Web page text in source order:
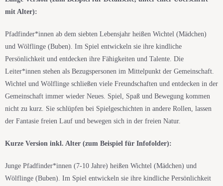
mit Alter):
Pfadfinder*innen ab dem siebten Lebensjahr heißen Wichtel (Mädchen)
und Wölflinge (Buben). Im Spiel entwickeln sie ihre kindliche
Persönlichkeit und entdecken ihre Fähigkeiten und Talente. Die
Leiter*innen stehen als Bezugspersonen im Mittelpunkt der Gemeinschaft.
Wichtel und Wölflinge schließen viele Freundschaften und entdecken in der
Gemeinschaft immer wieder Neues. Spiel, Spaß und Bewegung kommen
nicht zu kurz. Sie schlüpfen bei Spielgeschichten in andere Rollen, lassen
der Fantasie freien Lauf und bewegen sich in der freien Natur.
Kurze Version inkl. Alter (zum Beispiel für Infofolder):
Junge Pfadfinder*innen (7-10 Jahre) heißen Wichtel (Mädchen) und
Wölflinge (Buben). Im Spiel entwickeln sie ihre kindliche Persönlichkeit